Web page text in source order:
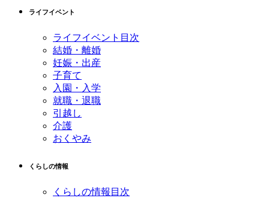
ライフイベント
ライフイベント目次
結婚・離婚
妊娠・出産
子育て
入園・入学
就職・退職
引越し
介護
おくやみ
くらしの情報
くらしの情報目次